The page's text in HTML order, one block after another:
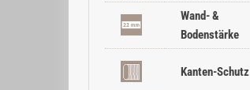
Wand- &
Bodenstärke
Kanten-Schutz